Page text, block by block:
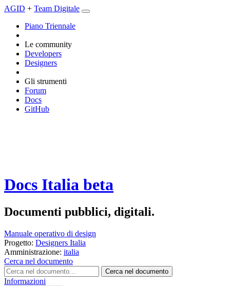
AGID + Team Digitale
Piano Triennale
Le community
Developers
Designers
Gli strumenti
Forum
Docs
GitHub
Docs Italia beta
Documenti pubblici, digitali.
Manuale operativo di design
Progetto: Designers Italia
Amministrazione: italia
Cerca nel documento
Cerca nel documento
Informazioni